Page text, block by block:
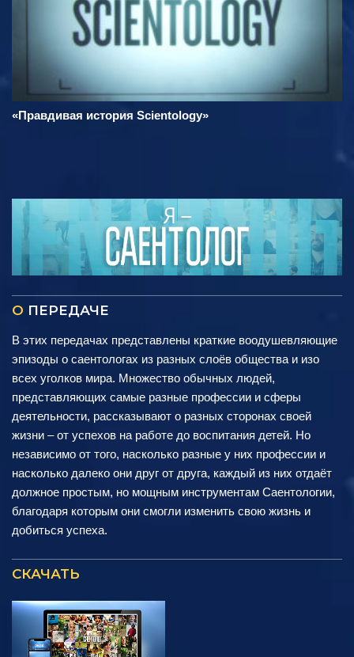
«Правдивая история Scientology»
О ПЕРЕДАЧЕ
В этих передачах представлены краткие воодушевляющие
эпизоды о саентологах из разных слоёв общества и изо
всех уголков мира. Множество обычных людей,
представляющих самые разные профессии и сферы
деятельности, рассказывают о разных сторонах своей
жизни – от успехов на работе до воспитания детей. Но
независимо от того, насколько разные у них профессии и
насколько далеко они друг от друга, каждый из них отдаёт
должное простым, но мощным инструментам Саентологии,
благодаря которым они смогли изменить свою жизнь и
добиться успеха.
СКАЧАТЬ